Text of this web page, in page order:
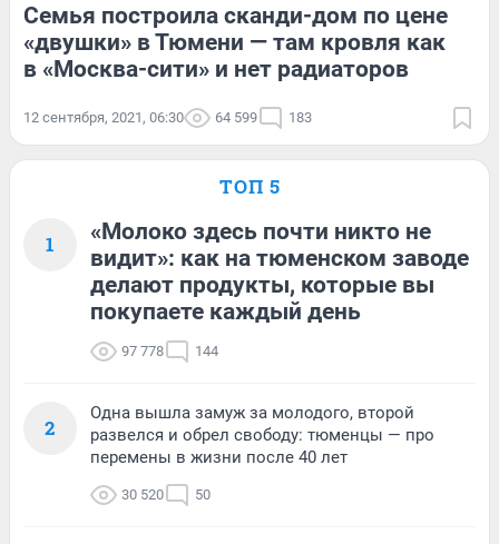
Семья построила сканди-дом по цене
«двушки» в Тюмени — там кровля как
в «Москва-сити» и нет радиаторов
12 сентября, 2021, 06:30 64 599 183
ТОП 5
1
«Молоко здесь почти никто не
видит»: как на тюменском заводе
делают продукты, которые вы
покупаете каждый день
97 778 144
2
Одна вышла замуж за молодого, второй
развелся и обрел свободу: тюменцы — про
перемены в жизни после 40 лет
30 520 50